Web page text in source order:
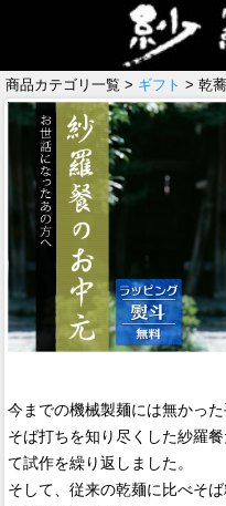
商品カテゴリ一覧 > ギフト > 乾
今までの機械製麺には無かった
そば打ちを知り尽くした紗羅
て試作を繰り返しました。
そして、従来の乾麺に比べそ